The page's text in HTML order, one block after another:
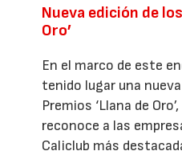
Nueva edición de
Oro’
En el marco de este
tenido lugar una
Premios ‘Llana de
reconoce a las
Caliclub más